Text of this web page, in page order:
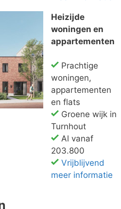
Heizijde
woningen en
appartementen
Prachtige
woningen,
appartementen
en flats
Groene wijk in
Turnhout
Al vanaf
203.800
Vrijblijvend
meer informatie